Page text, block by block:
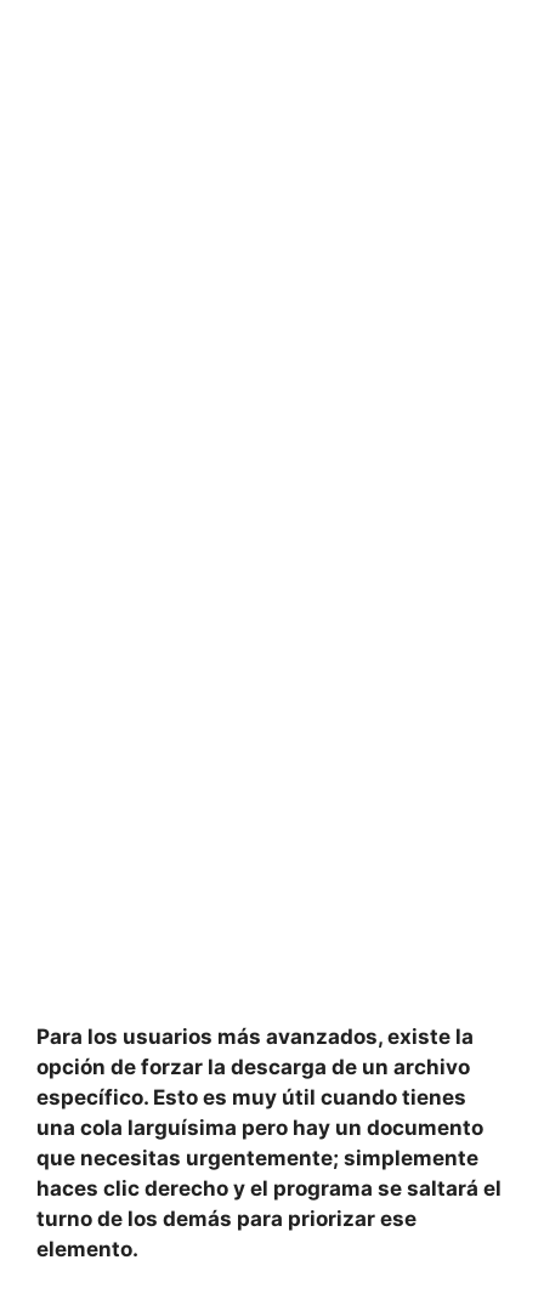
Para los usuarios más avanzados, existe la
opción de forzar la descarga de un archivo
específico. Esto es muy útil cuando tienes
una cola larguísima pero hay un documento
que necesitas urgentemente; simplemente
haces clic derecho y el programa se saltará el
turno de los demás para priorizar ese
elemento.